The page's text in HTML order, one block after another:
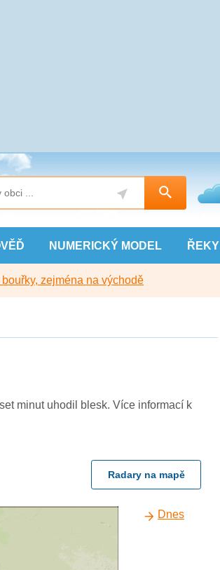
NUMERICKÝ MODEL ŘEKY
zejména na východě
minut uhodil blesk. Více informací k
Radary na mapě
Dnes